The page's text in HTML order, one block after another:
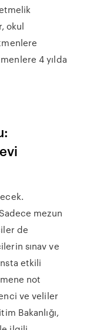
okul
4 yılda
mezun
de
sınav ve
etkili
not
ve veliler
Bakanlığı,